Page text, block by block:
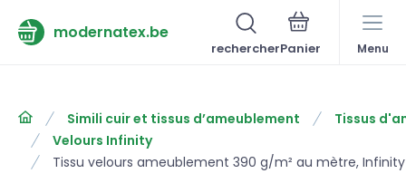
modernatex.be
rechercher Menu
Simili cuir et tissus d’ameublement
Tissus
Velours Infinity
Tissu velours ameublement 390 g/m² au mètre, Infinity